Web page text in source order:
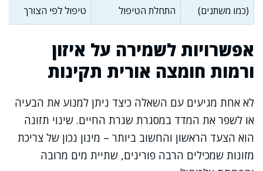
(כמו משתנים)
התחלת הטיפול
טיפול לפי הצורך
אפשרויות לשמירה על איזון
ורמות חומצה אורית תקינות
לא אחת מגיעים עם השאלה כיצד ניתן למנוע את הבעיה
או לשפר את המדד במסגרת שגרת החיים. שינוי תזונה
הוא הצעד הראשון והחשוב ביותר – מינון נכון של צריכת
מזונות שמכילים הרבה פורינים, שתיית מים מרובה